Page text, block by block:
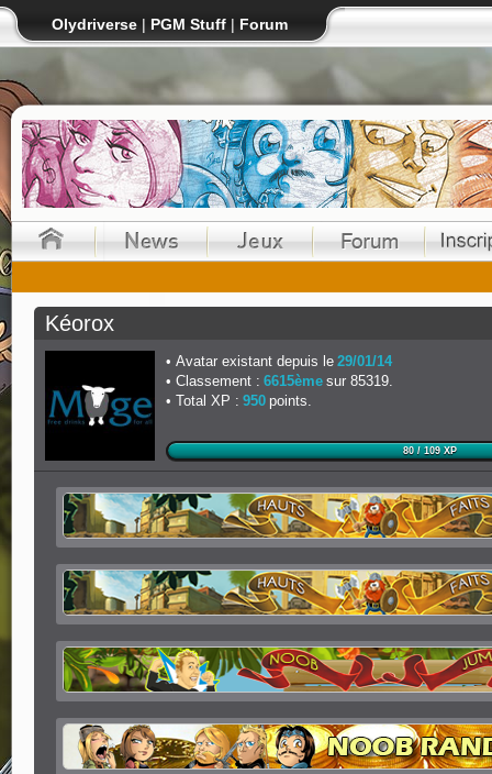
Olydriverse | PGM Stuff | Forum
Kéorox
Avatar existant depuis le 29/01/14
Classement : 6615ème sur 85319.
Total XP : 950 points.
80 / 109 XP